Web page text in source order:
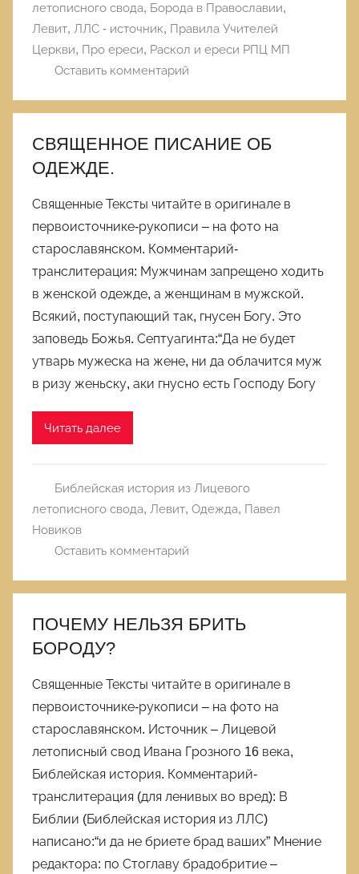
летописного свода, Борода в Православии,
Левит, ЛЛС - источник, Правила Учителей
Церкви, Про ереси, Раскол и ереси РПЦ МП
Оставить комментарий
СВЯЩЕННОЕ ПИСАНИЕ ОБ
ОДЕЖДЕ.
Священные Тексты читайте в оригинале в
первоисточнике-рукописи – на фото на
старославянском. Комментарий-
транслитерация: Мужчинам запрещено ходить
в женской одежде, а женщинам в мужской.
Всякий, поступающий так, гнусен Богу. Это
заповедь Божья. Септуагинта:“Да не будет
утварь мужеска на жене, ни да облачится муж
в ризу женьску, аки гнусно есть Господу Богу
Читать далее
Библейская история из Лицевого
летописного свода, Левит, Одежда, Павел
Новиков
Оставить комментарий
ПОЧЕМУ НЕЛЬЗЯ БРИТЬ
БОРОДУ?
Священные Тексты читайте в оригинале в
первоисточнике-рукописи – на фото на
старославянском. Источник – Лицевой
летописный свод Ивана Грозного 16 века,
Библейская история. Комментарий-
транслитерация (для ленивых во вред): В
Библии (Библейская история из ЛЛС)
написано:“и да не бриете брад ваших” Мнение
редактора: по Стоглаву брадобритие –